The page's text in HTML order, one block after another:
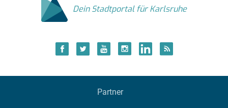
Dein Stadtportal für Karlsruhe
Partner